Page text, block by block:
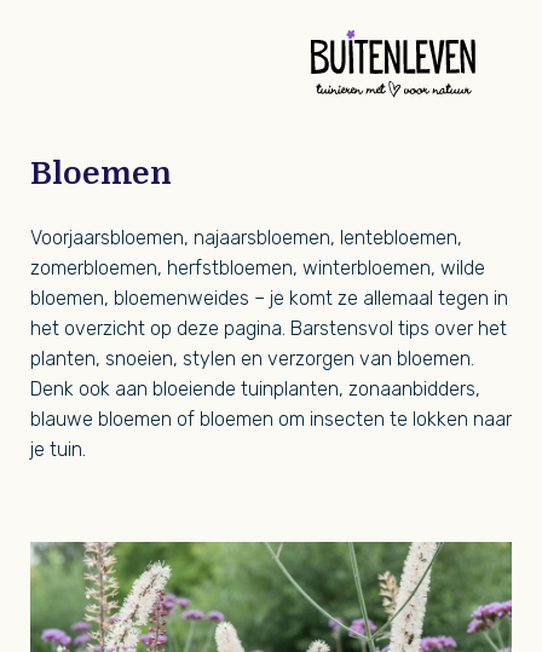
Bloemen
Voorjaarsbloemen, najaarsbloemen, lentebloemen,
zomerbloemen, herfstbloemen, winterbloemen, wilde
bloemen, bloemenweides – je komt ze allemaal tegen in
het overzicht op deze pagina. Barstensvol tips over het
planten, snoeien, stylen en verzorgen van bloemen.
Denk ook aan bloeiende tuinplanten, zonaanbidders,
blauwe bloemen of bloemen om insecten te lokken naar
je tuin.